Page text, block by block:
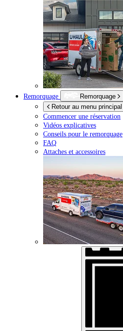
Remorquage
Remorquage
Retour au menu principal
Commencer une réservation
Vidéos explicatives
Conseils pour le remorquage
FAQ
Attaches et accessoires